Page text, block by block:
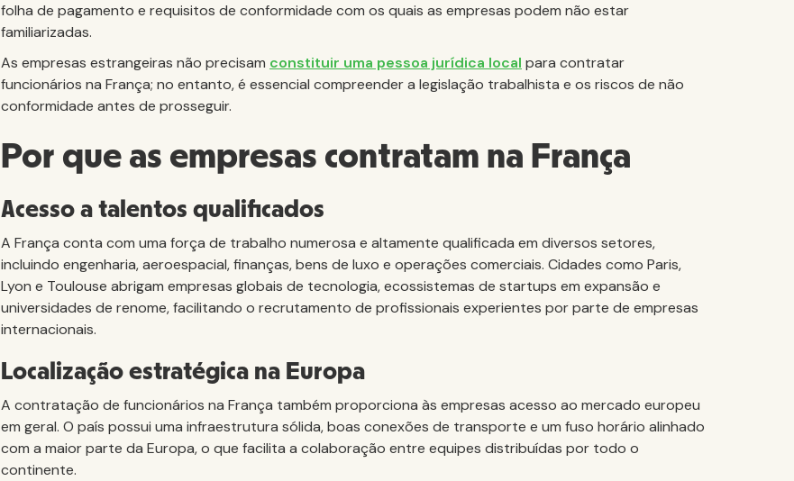
folha de pagamento e requisitos de conformidade com os quais as empresas podem não estar
familiarizadas.
As empresas estrangeiras não precisam constituir uma pessoa jurídica local para contratar
funcionários na França; no entanto, é essencial compreender a legislação trabalhista e os riscos de não
conformidade antes de prosseguir.
Por que as empresas contratam na França
Acesso a talentos qualificados
A França conta com uma força de trabalho numerosa e altamente qualificada em diversos setores,
incluindo engenharia, aeroespacial, finanças, bens de luxo e operações comerciais. Cidades como Paris,
Lyon e Toulouse abrigam empresas globais de tecnologia, ecossistemas de startups em expansão e
universidades de renome, facilitando o recrutamento de profissionais experientes por parte de empresas
internacionais.
Localização estratégica na Europa
A contratação de funcionários na França também proporciona às empresas acesso ao mercado europeu
em geral. O país possui uma infraestrutura sólida, boas conexões de transporte e um fuso horário alinhado
com a maior parte da Europa, o que facilita a colaboração entre equipes distribuídas por todo o
continente.